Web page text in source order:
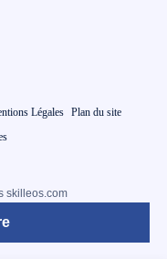
Légales Plan du site
skilleos.com